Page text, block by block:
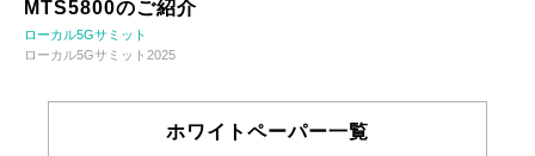
MTS5800のご紹介
ローカル5Gサミット
ローカル5Gサミット2025
ホワイトペーパー一覧